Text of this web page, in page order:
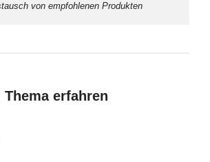
von empfohlenen Produkten
Thema erfahren